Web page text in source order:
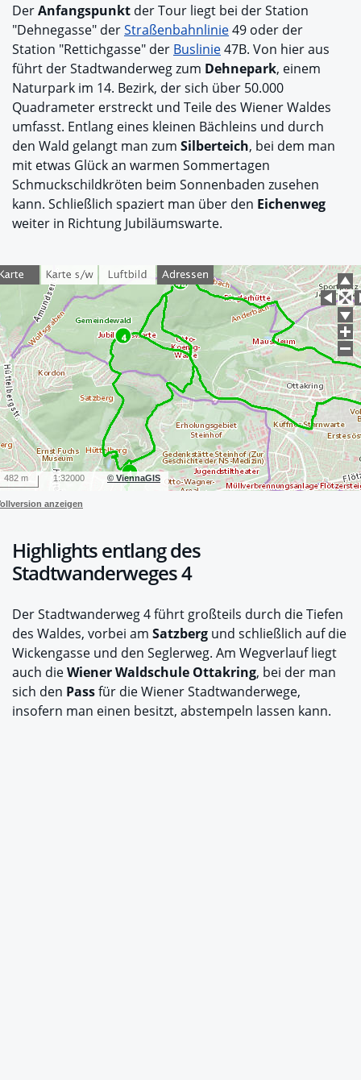
DerAnfangspunkt der Tour liegt bei der Station
"Dehnegasse" derStraßenbahnlinie49 oder der
Station "Rettichgasse" der Buslinie47B. Von hier aus
führt der Stadtwanderweg zum Dehnepark, einem
Naturpark im 14. Bezirk, der sich über 50.000
Quadrameter erstreckt und Teile des Wiener Waldes
umfasst. Entlang eines kleinen Bächleins und durch
den Wald gelangt man zum Silberteich, bei dem man
mit etwas Glück an warmen Sommertagen
Schmuckschildkröten beim Sonnenbaden zusehen
kann. Schließlich spaziert man über den Eichenweg
weiter in Richtung Jubiläumswarte.
0 / 0
482 m 1:32000 © ViennaGIS
anzeigen
Highlights entlang des
Stadtwanderweges 4
Der Stadtwanderweg 4 führt großteils durch die Tiefen
des Waldes, vorbei am Satzberg und schließlich auf die
Wickengasse und den Seglerweg. Am Wegverlauf liegt
auch dieWiener Waldschule Ottakring, bei der man
sich den Passfür die Wiener Stadtwanderwege,
insofern man einen besitzt, abstempeln lassen kann.